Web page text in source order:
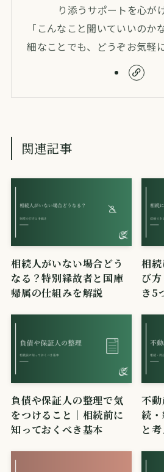
り添うサポートを心が
「こんなこと聞いていいのか
細なことでも、どうぞお気軽
関連記事
相続人がいない場合どう
なる？特別縁故者と国庫
帰属の仕組みを解説
相
び
き5
負債や保証人の整理で気
をつけること｜相続前に
知っておくべき基本
不
続
と